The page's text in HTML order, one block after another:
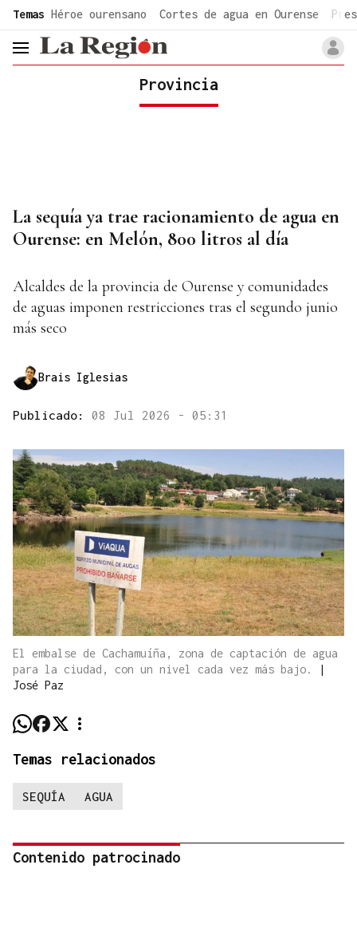
common.go-to-content
Temas Héroe ourensano Cortes de agua en Ourense
header.menu.open
Provincia
La sequía ya trae racionamiento de agua en
Ourense: en Melón, 800 litros al día
Alcaldes de la provincia de Ourense y comunidades
de aguas imponen restricciones tras el segundo junio
más seco
Brais Iglesias
Publicado: 08 Jul 2026 - 05:31
El embalse de Cachamuíña, zona de captación de agua
para la ciudad, con un nivel cada vez más bajo.
|
José Paz
Temas relacionados
SEQUÍA AGUA
Contenido patrocinado